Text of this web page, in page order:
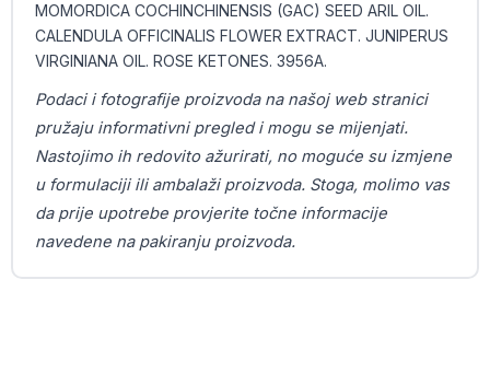
MOMORDICA COCHINCHINENSIS (GAC) SEED ARIL OIL.
CALENDULA OFFICINALIS FLOWER EXTRACT. JUNIPERUS
VIRGINIANA OIL. ROSE KETONES. 3956A.
Podaci i fotografije proizvoda na našoj web stranici
pružaju informativni pregled i mogu se mijenjati.
Nastojimo ih redovito ažurirati, no moguće su izmjene
u formulaciji ili ambalaži proizvoda. Stoga, molimo vas
da prije upotrebe provjerite točne informacije
navedene na pakiranju proizvoda.